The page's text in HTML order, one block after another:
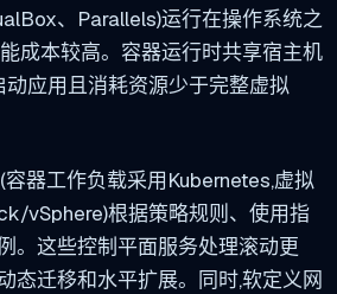
、Parallels)运行在操作系统之
成本较高。容器运行时共享宿主机
动应用且消耗资源少于完整虚拟
器工作负载采用Kubernetes,虚拟
vSphere)根据策略规则、使用指
。这些控制平面服务处理滚动更
态迁移和水平扩展。同时,软定义网